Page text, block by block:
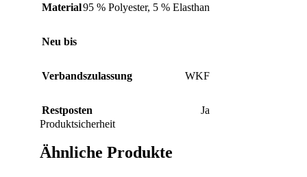
Material95 % Polyester, 5 % Elasthan
Neu bis
Verbandszulassung WKF
Restposten
Ja
Produktsicherheit
Ähnliche Produkte